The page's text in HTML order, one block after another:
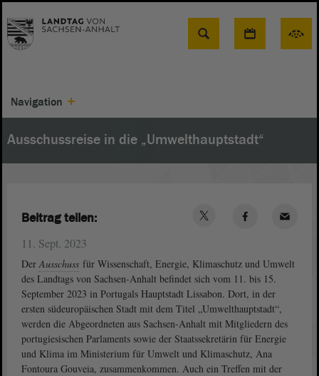
Suche
Navigation
Ausschussreise in die „Umwelthauptstadt“
11. Sept. 2023
DerAusschuss für Wissenschaft, Energie, Klimaschutz und Umwelt
des Landtags von Sachsen-Anhalt befindet sich vom 11. bis 15.
September 2023 in Portugals Hauptstadt Lissabon. Dort, in der
ersten südeuropäischen Stadt mit dem Titel „Umwelthauptstadt“,
werden die Abgeordneten aus Sachsen-Anhalt mit Mitgliedern des
portugiesischen Parlaments sowie der Staatssekretärin für Energie
und Klima im Ministerium für Umwelt und Klimaschutz, Ana
Fontoura Gouveia, zusammenkommen. Auch ein Treffen mit der
Beitrag teilen: